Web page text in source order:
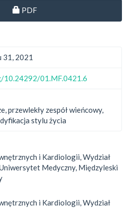
Dostęp przez subskrypcję
PDF
31, 2021
10.24292/01.MF.0421.6
przewlekły zespół wieńcowy,
stylu życia
i Kardiologii, Wydział
Medyczny, Międzyleski
i Kardiologii, Wydział